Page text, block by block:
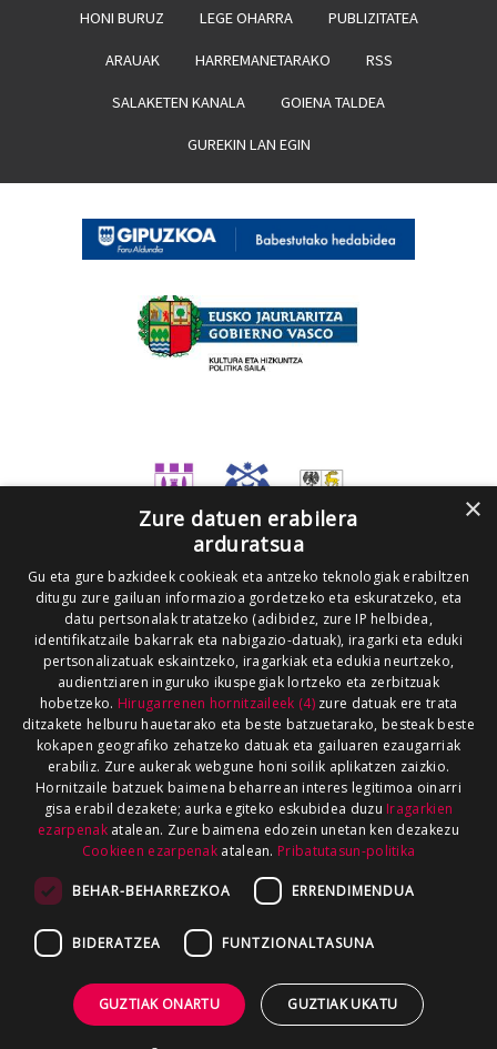
HONI BURUZ LEGE OHARRA PUBLIZITATEA
ARAUAK HARREMANETARAKO RSS
SALAKETEN KANALA GOIENA TALDEA
GUREKIN LAN EGIN
×
Zure datuen erabilera
arduratsua
Gu eta gure bazkideek cookieak eta antzeko teknologiak erabiltzen
ditugu zure gailuan informazioa gordetzeko eta eskuratzeko, eta
datu pertsonalak tratatzeko (adibidez, zure IP helbidea,
identifikatzaile bakarrak eta nabigazio-datuak), iragarki eta eduki
pertsonalizatuak eskaintzeko, iragarkiak eta edukia neurtzeko,
audientziaren inguruko ikuspegiak lortzeko eta zerbitzuak
hobetzeko. Hirugarrenen hornitzaileek (4)zure datuak ere trata
ditzakete helburu hauetarako eta beste batzuetarako, besteak beste
kokapen geografiko zehatzeko datuak eta gailuaren ezaugarriak
erabiliz. Zure aukerak webgune honi soilik aplikatzen zaizkio.
Hornitzaile batzuek baimena beharrean interes legitimoa oinarri
gisa erabil dezakete; aurka egiteko eskubidea duzu Iragarkien
ezarpenakatalean. Zure baimena edozein unetan ken dezakezu
Cookieen ezarpenak atalean. Pribatutasun-politika
BEHAR-BEHARREZKOA ERRENDIMENDUA
BIDERATZEA FUNTZIONALTASUNA
GUZTIAK ONARTU GUZTIAK UKATU